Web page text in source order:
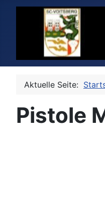
Aktuelle Seite:
Pistole